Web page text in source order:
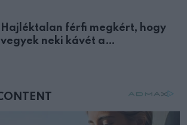
Hajléktalan férfi megkért, hogy
vegyek neki kávét a